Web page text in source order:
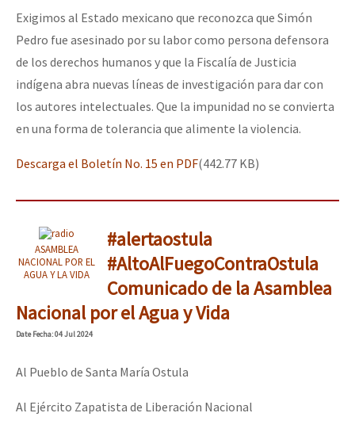
Exigimos al Estado mexicano que reconozca que Simón
Pedro fue asesinado por su labor como persona defensora
de los derechos humanos y que la Fiscalía de Justicia
indígena abra nuevas líneas de investigación para dar con
los autores intelectuales. Que la impunidad no se convierta
en una forma de tolerancia que alimente la violencia.
Descarga el Boletín No. 15 en PDF(442.77 KB)
ASAMBLEA
NACIONAL POR EL
AGUA Y LA VIDA
#alertaostula
#AltoAlFuegoContraOstula
Comunicado de la Asamblea
Nacional por el Agua y Vida
DateFecha: 04 Jul 2024
Al Pueblo de Santa María Ostula
Al Ejército Zapatista de Liberación Nacional